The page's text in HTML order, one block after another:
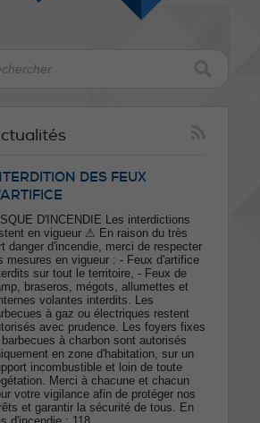
DES FEUX
D'INCENDIE Les interdictions
en vigueur ⚠ En raison du très
danger d'incendie, merci de respecter
mesures en vigueur : - Feux d'artifice
sur tout le territoire, - Feux de
braseros, mégots, allumettes et
volantes interdits. Les
à gaz ou électriques restent
avec prudence. Les foyers fixes
à charbon sont autorisés
en zone d'habitation, sur un
incombustible et loin de toute
Merci à chacune et chacun
votre vigilance afin de protéger nos
et garantir la sécurité de tous. En